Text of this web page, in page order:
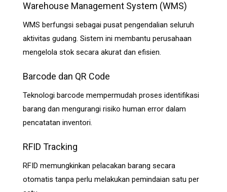
Warehouse Management System (WMS)
WMS berfungsi sebagai pusat pengendalian seluruh
aktivitas gudang. Sistem ini membantu perusahaan
mengelola stok secara akurat dan efisien.
Barcode dan QR Code
Teknologi barcode mempermudah proses identifikasi
barang dan mengurangi risiko human error dalam
pencatatan inventori.
RFID Tracking
RFID memungkinkan pelacakan barang secara
otomatis tanpa perlu melakukan pemindaian satu per